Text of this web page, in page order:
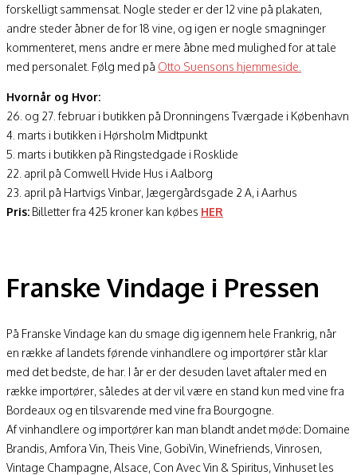
forskelligt sammensat. Nogle steder er der 12 vine på plakaten,
andre steder åbner de for 18 vine, og igen er nogle smagninger
kommenteret, mens andre er mere åbne med mulighed for at tale
med personalet. Følg med på Otto Suensons hjemmeside.
Hvornår og Hvor:
26. og 27. februar i butikken på Dronningens Tværgade i København
4. marts i butikken i Hørsholm Midtpunkt
5. marts i butikken på Ringstedgade i Rosklide
22. april på Comwell Hvide Hus i Aalborg
23. april på Hartvigs Vinbar, Jægergårdsgade 2 A, i Aarhus
Pris: Billetter fra 425 kroner kan købes HER
Franske Vindage i Pressen
På Franske Vindage kan du smage dig igennem hele Frankrig, når
en række af landets førende vinhandlere og importører står klar
med det bedste, de har. I år er der desuden lavet aftaler med en
række importører, således at der vil være en stand kun med vine fra
Bordeaux og en tilsvarende med vine fra Bourgogne.
Af vinhandlere og importører kan man blandt andet møde: Domaine
Brandis, Amfora Vin, Theis Vine, GobiVin, Winefriends, Vinrosen,
Vintage Champagne, Alsace, Con Avec Vin & Spiritus, Vinhuset les